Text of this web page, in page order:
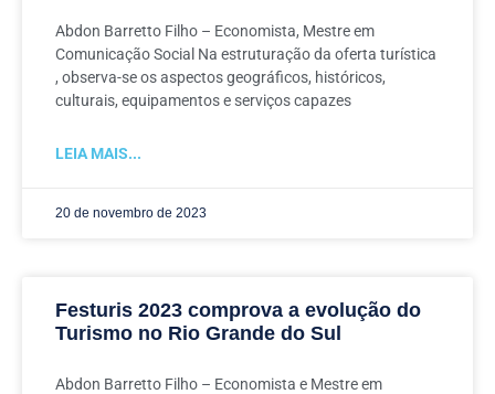
Abdon Barretto Filho – Economista, Mestre em
Comunicação Social Na estruturação da oferta turística
, observa-se os aspectos geográficos, históricos,
culturais, equipamentos e serviços capazes
LEIA MAIS...
20 de novembro de 2023
Festuris 2023 comprova a evolução do
Turismo no Rio Grande do Sul
Abdon Barretto Filho – Economista e Mestre em